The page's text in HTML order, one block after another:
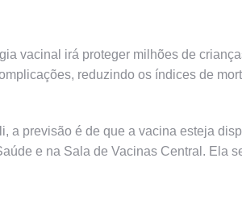
vacinal irá proteger milhões de
reduzindo os índices de
a previsão é de que a vacina esteja
e na Sala de Vacinas Central. Ela